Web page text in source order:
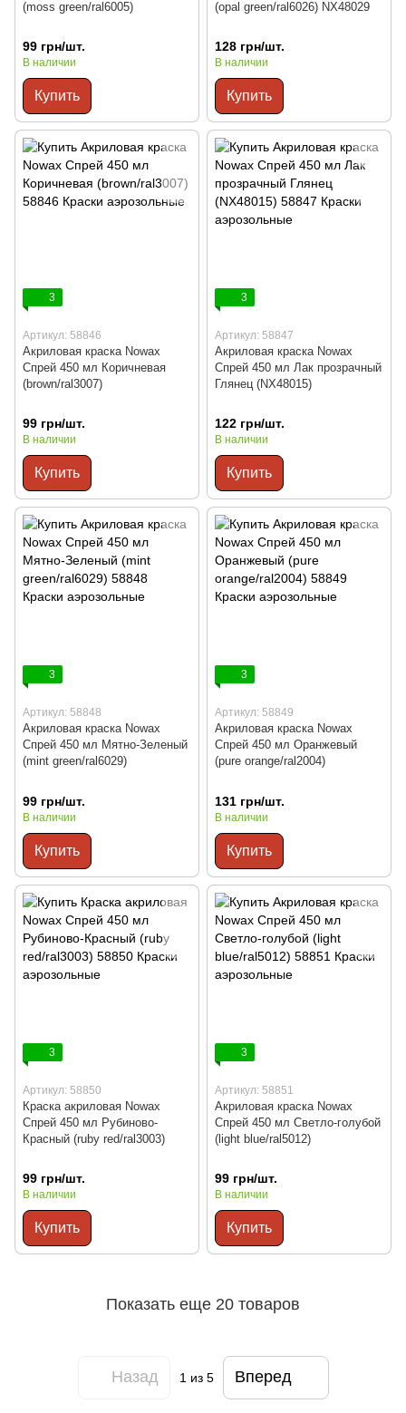
(moss green/ral6005)
99 грн/шт.
В наличии
Купить
(opal green/ral6026) NX48029
128 грн/шт.
В наличии
Купить
3
Артикул: 58846
Акриловая краска Nowax
Спрей 450 мл Коричневая
(brown/ral3007)
99 грн/шт.
В наличии
Купить
3
Артикул: 58847
Акриловая краска Nowax
Спрей 450 мл Лак прозрачный
Глянец (NX48015)
122 грн/шт.
В наличии
Купить
3
Артикул: 58848
Акриловая краска Nowax
Спрей 450 мл Мятно-Зеленый
(mint green/ral6029)
99 грн/шт.
В наличии
Купить
3
Артикул: 58849
Акриловая краска Nowax
Спрей 450 мл Оранжевый
(pure orange/ral2004)
131 грн/шт.
В наличии
Купить
3
Артикул: 58850
Краска акриловая Nowax
Спрей 450 мл Рубиново-
Красный (ruby red/ral3003)
99 грн/шт.
В наличии
Купить
3
Артикул: 58851
Акриловая краска Nowax
Спрей 450 мл Светло-голубой
(light blue/ral5012)
99 грн/шт.
В наличии
Купить
Показать еще 20 товаров
Назад 1 из 5 Вперед